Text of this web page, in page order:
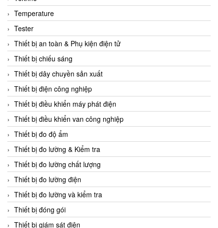
CCS
CD Automation
CEAG Sicherheitst
CEIA Vietnam
Celduc Vietnam
Cemb
Centec GmbH
CEQUBE
CHAUVIN ARNOUX
Checkline
Chino
Chiyoda Seiki
Chiyoda-Tsusho
Chongqing Huaneng
Chromalox
Temperature
Tester
Thiết bị an toàn & Phụ kiện điện tử
Thiết bị chiếu sáng
Thiết bị dây chuyền sản xuất
Thiết bị điện công nghiệp
Thiết bị điều khiển máy phát điện
Thiết bị điều khiển van công nghiệp
Thiết bị đo độ ẩm
Thiết bị đo lường & Kiểm tra
Thiết bị đo lường chất lượng
Thiết bị đo lường điện
Thiết bị đo lường và kiểm tra
Thiết bị đóng gói
Thiết bị giám sát điện